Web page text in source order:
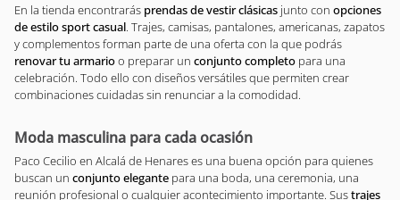
En la tienda encontrarás prendas de vestir clásicas junto con opciones
de estilo sport casual . Trajes, camisas, pantalones, americanas, zapatos
y complementos forman parte de una oferta con la que podrás
renovar tu armarioo preparar un conjunto completo para una
celebración. Todo ello con diseños versátiles que permiten crear
combinaciones cuidadas sin renunciar a la comodidad.
Moda masculina para cada ocasión
Paco Cecilio en Alcalá de Henares es una buena opción para quienes
buscan un conjunto elegante para una boda, una ceremonia, una
reunión profesional o cualquier acontecimiento importante. Sustrajes